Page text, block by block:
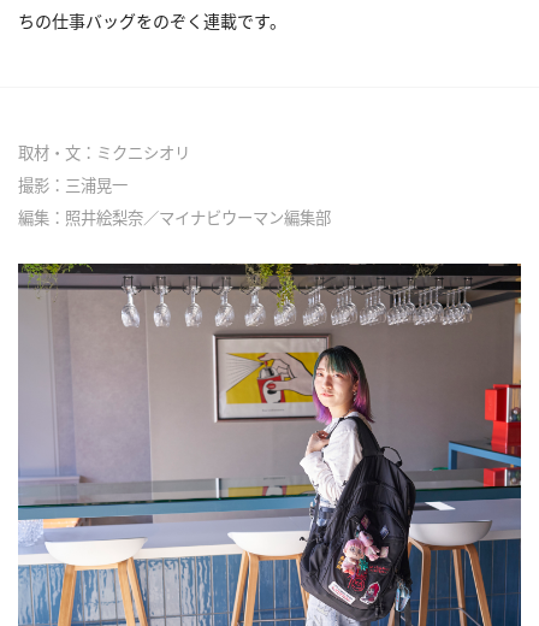
ちの仕事バッグをのぞく連載です。
取材・文：ミクニシオリ
撮影：三浦晃一
編集：照井絵梨奈／マイナビウーマン編集部